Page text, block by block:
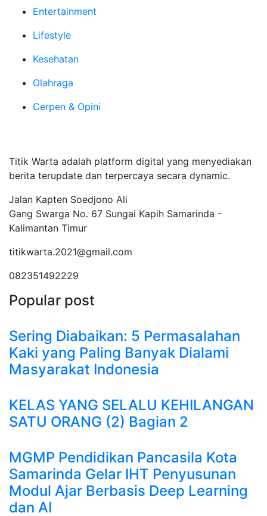
Entertainment
Lifestyle
Kesehatan
Olahraga
Cerpen & Opini
Titik Warta adalah platform digital yang menyediakan
berita terupdate dan terpercaya secara dynamic.
Jalan Kapten Soedjono Ali
Gang Swarga No. 67 Sungai Kapih Samarinda -
Kalimantan Timur
titikwarta.2021@gmail.com
082351492229
Popular post
Sering Diabaikan: 5 Permasalahan
Kaki yang Paling Banyak Dialami
Masyarakat Indonesia
KELAS YANG SELALU KEHILANGAN
SATU ORANG (2) Bagian 2
MGMP Pendidikan Pancasila Kota
Samarinda Gelar IHT Penyusunan
Modul Ajar Berbasis Deep Learning
dan AI